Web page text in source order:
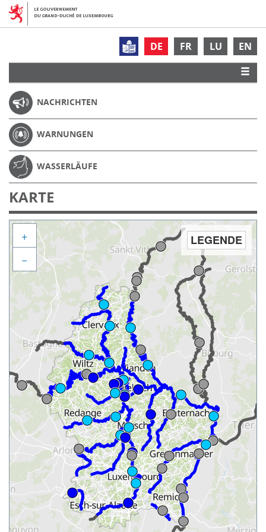
DE FR LU EN
NACHRICHTEN
WARNUNGEN
WASSERLÄUFE
KARTE
LEGENDE
+
−